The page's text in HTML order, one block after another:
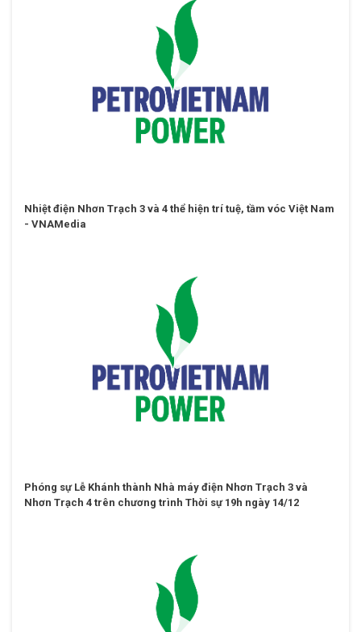
Nhiệt điện Nhơn Trạch 3 và 4 thể hiện trí tuệ, tầm vóc Việt Nam
- VNAMedia
Phóng sự Lễ Khánh thành Nhà máy điện Nhơn Trạch 3 và
Nhơn Trạch 4 trên chương trình Thời sự 19h ngày 14/12